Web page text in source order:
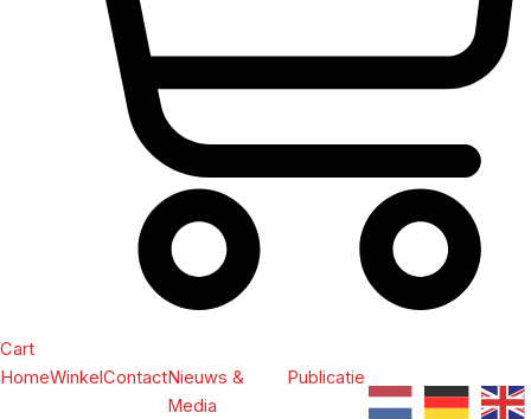
Cart
HomeWinkelContactNieuws &
Media
Publicatie